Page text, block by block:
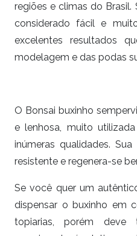
regiões e climas do
considerado fácil e
excelentes resultados
modelagem e das podas
O Bonsai buxinho
e lenhosa, muito
inúmeras qualidades.
resistente e regenera-se
Se você quer um
dispensar o buxinho em
topiarias, porém deve